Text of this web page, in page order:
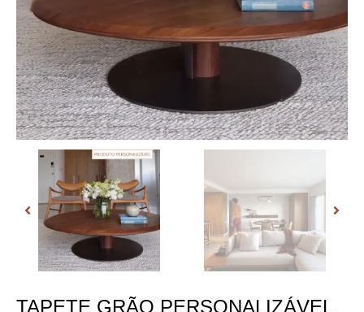
TAPETE GRÃO PERSONALIZÁVEL